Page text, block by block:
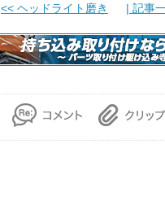
<< ヘッドライト磨き | 記事